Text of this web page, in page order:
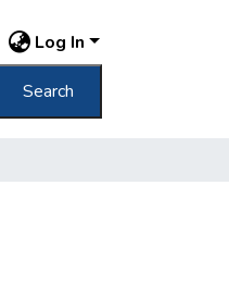
Log In
Search